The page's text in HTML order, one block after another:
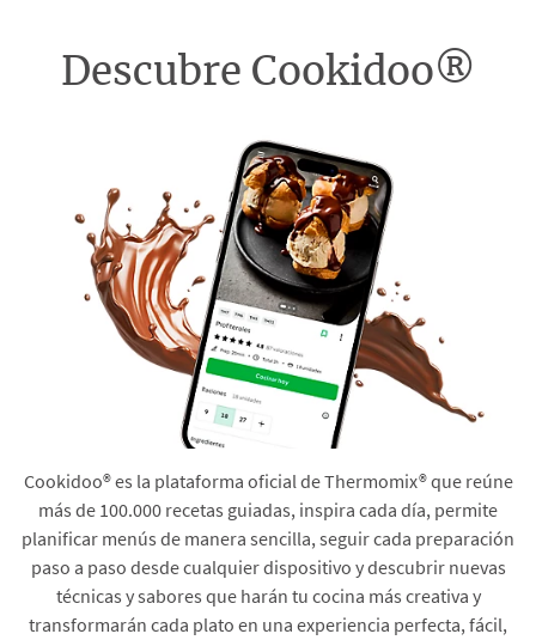
Descubre Cookidoo®
Cookidoo® es la plataforma oficial de Thermomix® que reúne
más de 100.000 recetas guiadas, inspira cada día, permite
planificar menús de manera sencilla, seguir cada preparación
paso a paso desde cualquier dispositivo y descubrir nuevas
técnicas y sabores que harán tu cocina más creativa y
transformarán cada plato en una experiencia perfecta, fácil,